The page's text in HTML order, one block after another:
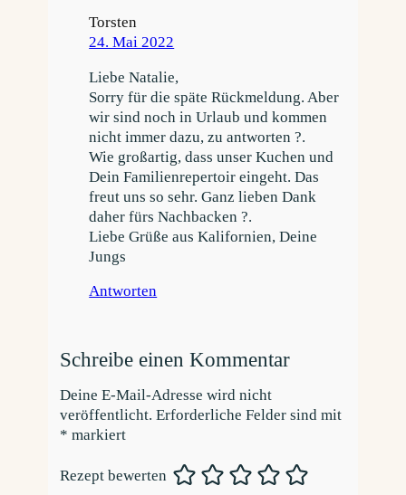
Torsten
24. Mai 2022
Liebe Natalie,
Sorry für die späte Rückmeldung. Aber
wir sind noch in Urlaub und kommen
nicht immer dazu, zu antworten ?.
Wie großartig, dass unser Kuchen und
Dein Familienrepertoir eingeht. Das
freut uns so sehr. Ganz lieben Dank
daher fürs Nachbacken ?.
Liebe Grüße aus Kalifornien, Deine
Jungs
Antworten
Schreibe einen Kommentar
Deine E-Mail-Adresse wird nicht
veröffentlicht. Erforderliche Felder sind mit
* markiert
Rezept bewerten